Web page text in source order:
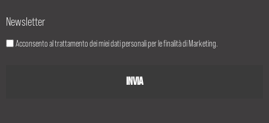
Newsletter
Acconsento al trattamento dei miei dati personali per le finalità di Marketing.